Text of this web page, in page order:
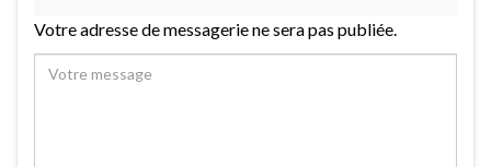
Votre adresse de messagerie ne sera pas publiée.